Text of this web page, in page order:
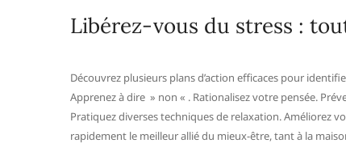
Libérez-vous du stress :
Découvrez plusieurs plans d’action efficaces pour
Apprenez à dire » non « . Rationalisez votre pensée.
Pratiquez diverses techniques de relaxation. Améliorez
rapidement le meilleur allié du mieux-être, tant à la